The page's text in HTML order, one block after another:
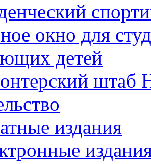
окно для
детей
штаб
издания